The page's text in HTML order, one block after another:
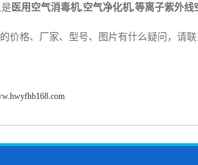
医用空气消毒机,空气净化机,等离子紫外线
的价格、厂家、型号、图片有什么疑问，请